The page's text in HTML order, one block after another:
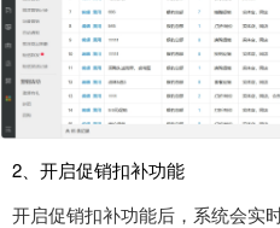
2、开启促销扣补功能
开启促销扣补功能后，系统会实